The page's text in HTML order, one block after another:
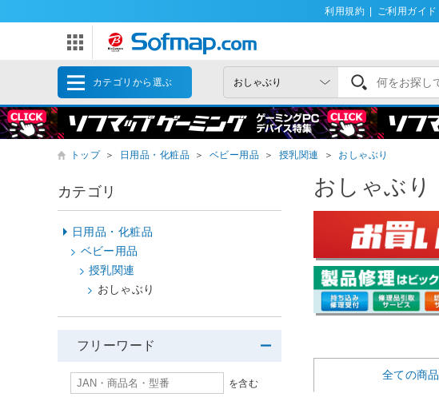
利用規約 ご利用ガイド
カテゴリから選ぶ
トップ ＞ 日用品・化粧品 ＞ ベビー用品 ＞ 授乳関連 ＞ おしゃぶり
おしゃぶり
全ての商品
カテゴリ
日用品・化粧品
ベビー用品
授乳関連
おしゃぶり
フリーワード
を含む